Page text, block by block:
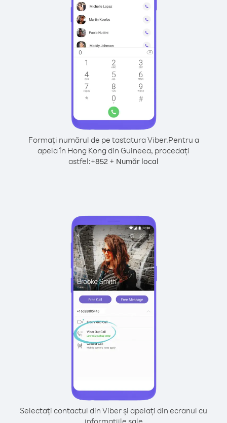
Formați numărul de pe tastatura Viber.Pentru a
apela în Hong Kong din Guineea, procedați
astfel:+852 + Număr local
Selectați contactul din Viber și apelați din ecranul cu
informațiile sale